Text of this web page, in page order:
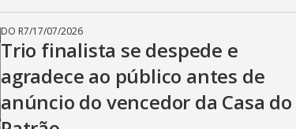
DO R7/17/07/2026
Trio finalista se despede e
agradece ao público antes de
anúncio do vencedor da Casa do